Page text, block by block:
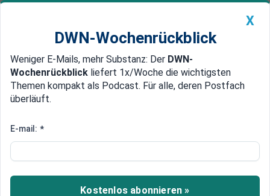
Newsticker MEIN DWN: Geldanlage Premium
Edelmetalle DWN-Magazin China
Venezuela: Maduro erklärt sich
beansprucht Sieg ebenfalls
X
DWN-Wochenrückblick
Weniger E-Mails, mehr Substanz: Der DWN-
Wochenrückblick liefert 1x/Woche die wichtigsten
Themen kompakt als Podcast. Für alle, deren Postfach
überläuft.
E-mail: *
Kostenlos abonnieren »